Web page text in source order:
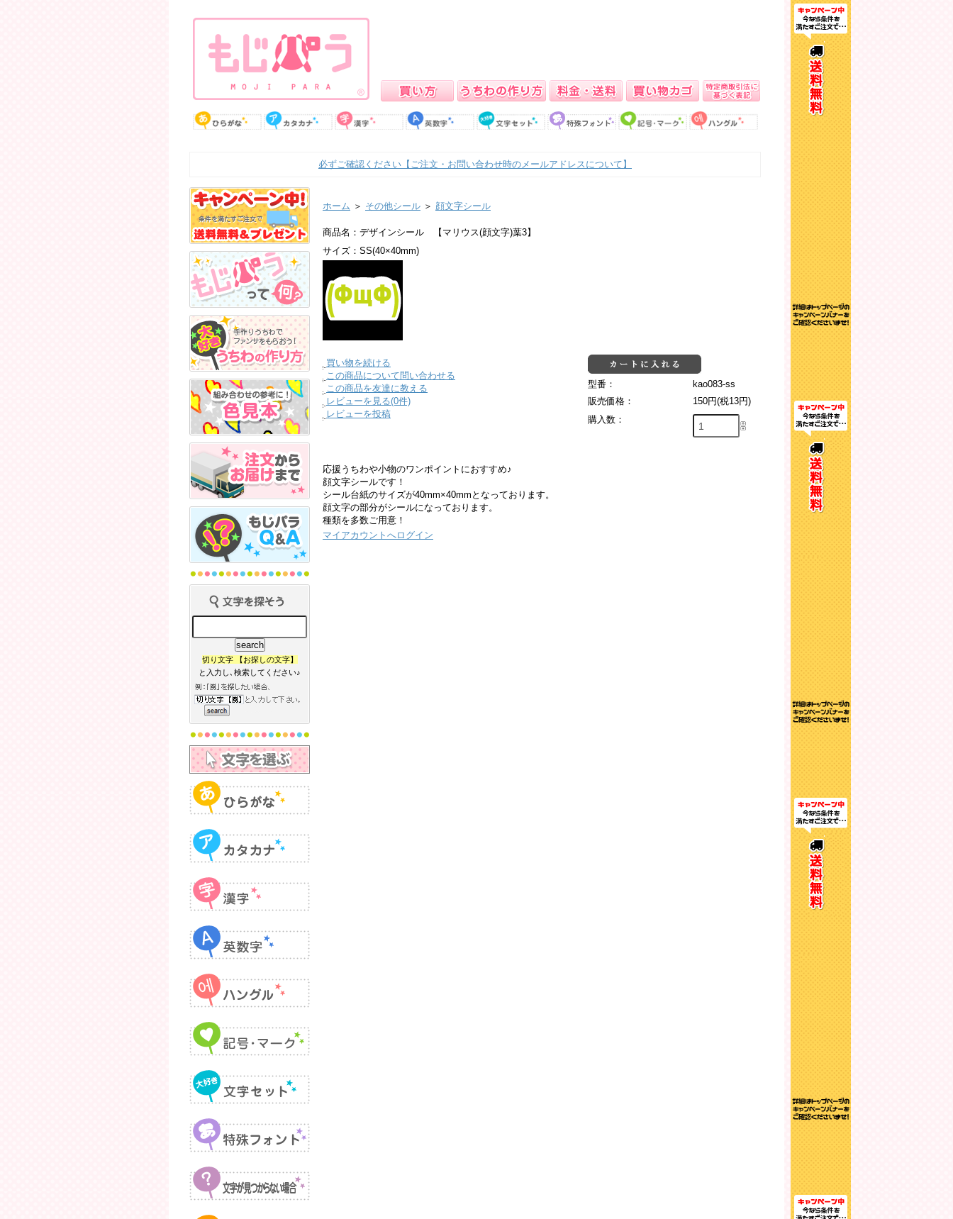
必ずご確認ください【ご注文・お問い合わせ時のメールアドレスについて】
切り文字 【お探しの文字】
と入力し､検索してください♪
ホーム ＞ その他シール ＞ 顔文字シール
商品名：デザインシール 【マリウス(顔文字)葉3】
サイズ：SS(40×40mm)
型番：
kao083-ss
販売価格：
150円(税13円)
購入数：
買い物を続ける
この商品について問い合わせる
この商品を友達に教える
レビューを見る(0件)
レビューを投稿
応援うちわや小物のワンポイントにおすすめ♪
顔文字シールです！
シール台紙のサイズが40mm×40mmとなっております。
顔文字の部分がシールになっております。
種類を多数ご用意！
マイアカウントへログイン